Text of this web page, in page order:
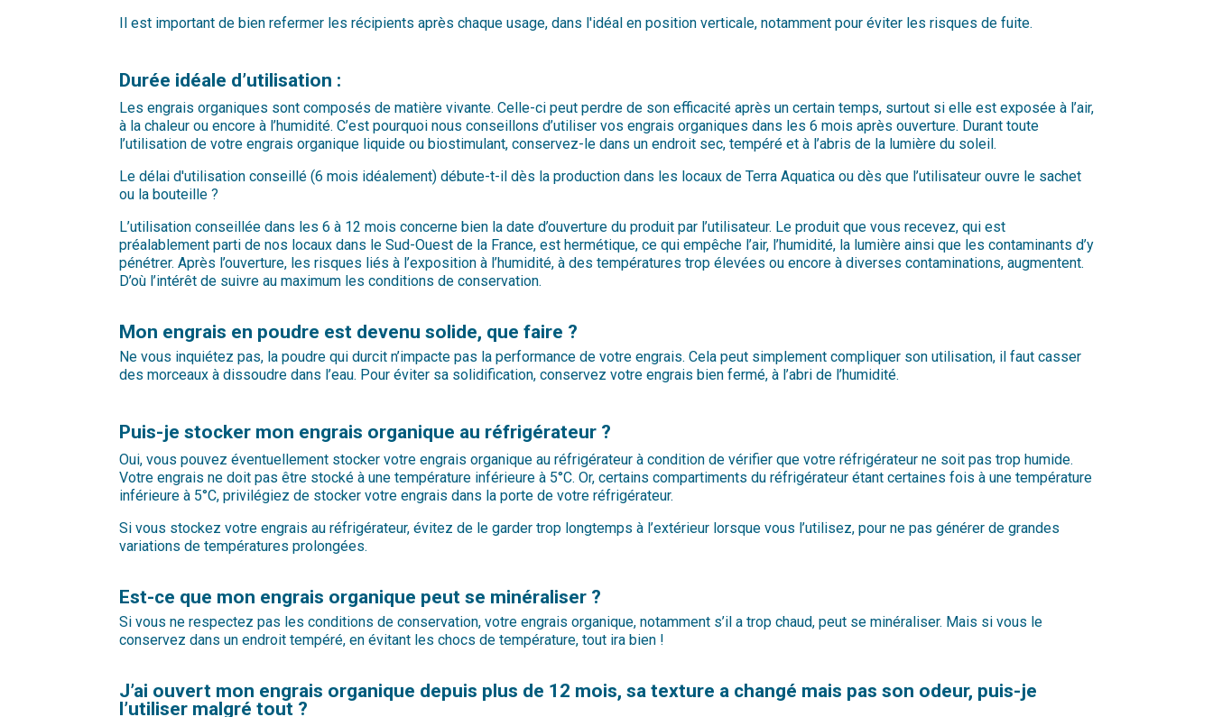
Il est important de bien refermer les récipients après chaque usage, dans l'idéal en position verticale, notamment pour éviter les risques de fuite.
Durée idéale d’utilisation :
Les engrais organiques sont composés de matière vivante. Celle-ci peut perdre de son efficacité après un certain temps, surtout si elle est exposée à l’air,
à la chaleur ou encore à l’humidité. C’est pourquoi nous conseillons d’utiliser vos engrais organiques dans les 6 mois après ouverture. Durant toute
l’utilisation de votre engrais organique liquide ou biostimulant, conservez-le dans un endroit sec, tempéré et à l’abris de la lumière du soleil.
Le délai d'utilisation conseillé (6 mois idéalement) débute-t-il dès la production dans les locaux de Terra Aquatica ou dès que l’utilisateur ouvre le sachet
ou la bouteille ?
L’utilisation conseillée dans les 6 à 12 mois concerne bien la date d’ouverture du produit par l’utilisateur. Le produit que vous recevez, qui est
préalablement parti de nos locaux dans le Sud-Ouest de la France, est hermétique, ce qui empêche l’air, l’humidité, la lumière ainsi que les contaminants d’y
pénétrer. Après l’ouverture, les risques liés à l’exposition à l’humidité, à des températures trop élevées ou encore à diverses contaminations, augmentent.
D’où l’intérêt de suivre au maximum les conditions de conservation.
Mon engrais en poudre est devenu solide, que faire ?
Ne vous inquiétez pas, la poudre qui durcit n’impacte pas la performance de votre engrais. Cela peut simplement compliquer son utilisation, il faut casser
des morceaux à dissoudre dans l’eau. Pour éviter sa solidification, conservez votre engrais bien fermé, à l’abri de l’humidité.
Puis-je stocker mon engrais organique au réfrigérateur ?
Oui, vous pouvez éventuellement stocker votre engrais organique au réfrigérateur à condition de vérifier que votre réfrigérateur ne soit pas trop humide.
Votre engrais ne doit pas être stocké à une température inférieure à 5°C. Or, certains compartiments du réfrigérateur étant certaines fois à une température
inférieure à 5°C, privilégiez de stocker votre engrais dans la porte de votre réfrigérateur.
Si vous stockez votre engrais au réfrigérateur, évitez de le garder trop longtemps à l’extérieur lorsque vous l’utilisez, pour ne pas générer de grandes
variations de températures prolongées.
Est-ce que mon engrais organique peut se minéraliser ?
Si vous ne respectez pas les conditions de conservation, votre engrais organique, notamment s’il a trop chaud, peut se minéraliser. Mais si vous le
conservez dans un endroit tempéré, en évitant les chocs de température, tout ira bien !
J’ai ouvert mon engrais organique depuis plus de 12 mois, sa texture a changé mais pas son odeur, puis-je
l’utiliser malgré tout ?